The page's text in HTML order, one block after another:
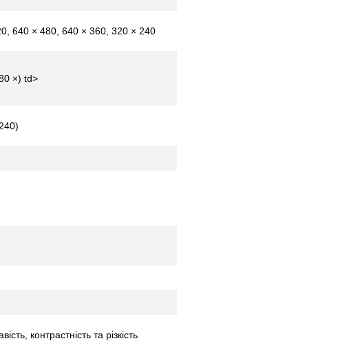
640 × 480, 640 × 360, 320 × 240
×) td>
контрастність та різкість